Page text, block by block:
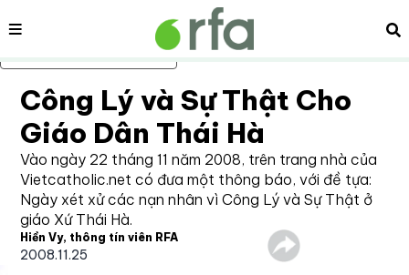
Bỏ qua nội dung chính
Nội dung
Công Lý và Sự Thật Cho
Giáo Dân Thái Hà
Vào ngày 22 tháng 11 năm 2008, trên trang nhà của
Vietcatholic.net có đưa một thông báo, với đề tựa:
Ngày xét xử các nạn nhân vì Công Lý và Sự Thật ở
giáo Xứ Thái Hà.
Hiền Vy, thông tín viên RFA
2008.11.25